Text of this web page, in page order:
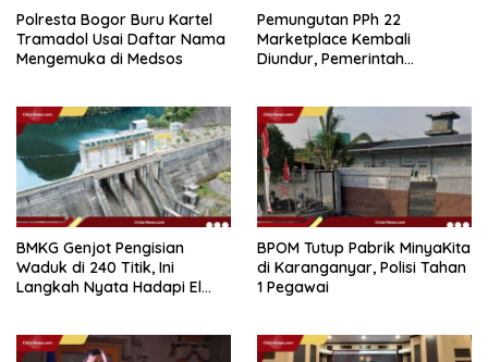
Polresta Bogor Buru Kartel
Tramadol Usai Daftar Nama
Mengemuka di Medsos
Pemungutan PPh 22
Marketplace Kembali
Diundur, Pemerintah
BMKG Genjot Pengisian
Waduk di 240 Titik, Ini
Langkah Nyata Hadapi El
BPOM Tutup Pabrik MinyaKita
di Karanganyar, Polisi Tahan
1 Pegawai